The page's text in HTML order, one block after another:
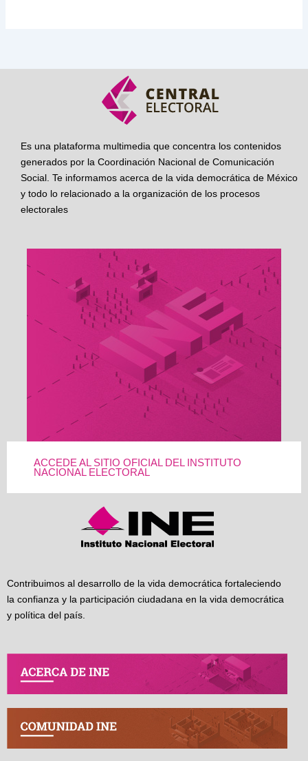
Es una plataforma multimedia que concentra los contenidos
generados por la Coordinación Nacional de Comunicación
Social. Te informamos acerca de la vida democrática de México
y todo lo relacionado a la organización de los procesos
electorales
ACCEDE AL SITIO OFICIAL DEL INSTITUTO
NACIONAL ELECTORAL
Contribuimos al desarrollo de la vida democrática fortaleciendo
la confianza y la participación ciudadana en la vida democrática
y política del país.